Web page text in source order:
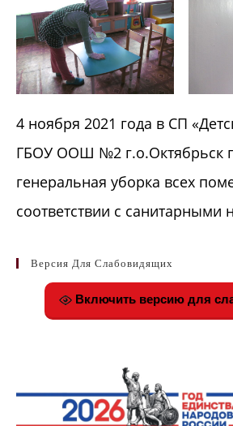
4 ноября 2021 года в СП
ГБОУ ООШ №2 г.о.Октябрьск
генеральная уборка всех
соответствии с санитарными
Версия Для Слабовидящих
Включить версию для